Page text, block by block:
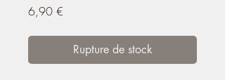
6,90 €
Rupture de stock